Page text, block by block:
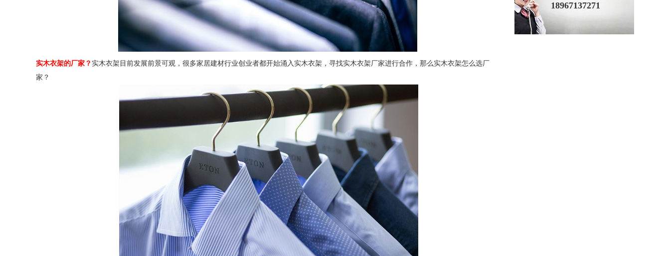
实木衣架的厂家？ 实木衣架目前发展前景可观，很多家居建材行业创业者都开始涌入实木衣架，寻找实木衣架厂家进行合作，那么实木衣架怎么选厂
家？
18967137271